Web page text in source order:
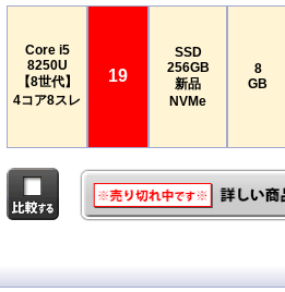
Core i5
8250U
【8世代】
4コア8スレ
19
SSD
256GB
新品
NVMe
8
GB